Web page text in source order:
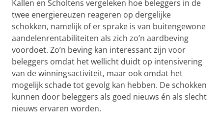
Kallen en Scholtens vergeleken hoe beleggers in de
twee energiereuzen reageren op dergelijke
schokken, namelijk of er sprake is van buitengewone
aandelenrentabiliteiten als zich zo’n aardbeving
voordoet. Zo’n beving kan interessant zijn voor
beleggers omdat het wellicht duidt op intensivering
van de winningsactiviteit, maar ook omdat het
mogelijk schade tot gevolg kan hebben. De schokken
kunnen door beleggers als goed nieuws én als slecht
nieuws ervaren worden.